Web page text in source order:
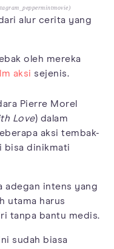
alur cerita yang
oleh mereka
aksi sejenis.
Pierre Morel
Love) dalam
aksi tembak-
bisa dinikmati
adegan intens yang
utama harus
tanpa bantu medis.
sudah biasa